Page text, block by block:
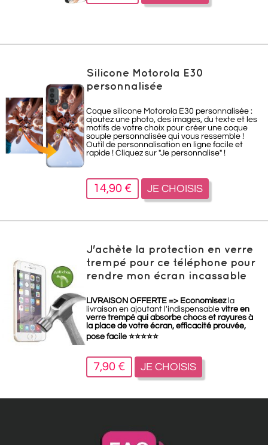
Silicone Motorola E30
personnalisée
Coque silicone Motorola E30 personnalisée :
ajoutez une photo, des images, du texte et les
motifs de votre choix pour créer une coque
souple personnalisée qui vous ressemble !
Outil de personnalisation en ligne facile et
rapide ! Cliquez sur "Je personnalise" !
14,90 € JE CHOISIS
J'achète la protection en verre
trempé pour ce téléphone pour
rendre mon écran incassable
LIVRAISON OFFERTE => Economisezla
livraison en ajoutant l'indispensable vitre en
verre trempé qui absorbe chocs et rayures à
la place de votre écran, efficacité prouvée,
pose facile ⭐⭐⭐⭐⭐
7,90 € JE CHOISIS